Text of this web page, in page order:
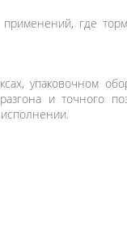
где
упаковочном
и точного